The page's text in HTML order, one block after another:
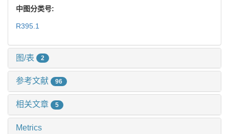
中图分类号:
R395.1
图/表 2
参考文献 96
相关文章 5
Metrics